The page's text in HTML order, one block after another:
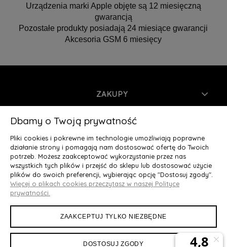
Urządzenia marki Apple objęte są 12 miesięczną
gwarancją
Pozostałe produkty posiadają 24 miesiące gwarancji
Akcesoria GSM 6 miesięcy
ZAKUPY
INFORMACJE
MOJE KONTO
O NAS
Deluxury.pl
Dbamy o Twoją prywatność
Pliki cookies i pokrewne im technologie umożliwiają poprawne
działanie strony i pomagają nam dostosować ofertę do Twoich
potrzeb. Możesz zaakceptować wykorzystanie przez nas
wszystkich tych plików i przejść do sklepu lub dostosować użycie
plików do swoich preferencji, wybierając opcję "Dostosuj zgody".
Więcej o plikach cookies przeczytasz w naszej Polityce
prywatności.
ZAAKCEPTUJ TYLKO NIEZBĘDNE
DOSTOSUJ ZGODY